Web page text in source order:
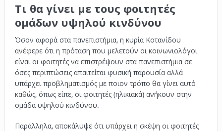
Τι θα γίνει με τους φοιτητές
ομάδων υψηλού κινδύνου
Όσον αφορά στα πανεπιστήμια, η κυρία Κοτανίδου
ανέφερε ότι η πρόταση που μελετούν οι κοινωνιολόγοι
είναι οι φοιτητές να επιστρέψουν στα πανεπιστήμια σε
όσες περιπτώσεις απαιτείται φυσική παρουσία αλλά
υπάρχει προβληματισμός με ποιον τρόπο θα γίνει αυτό
καθώς, όπως είπε, οι φοιτητές (ηλικιακά) ανήκουν στην
ομάδα υψηλού κινδύνου.
Παράλληλα, αποκάλυψε ότι υπάρχει η σκέψη οι φοιτητές